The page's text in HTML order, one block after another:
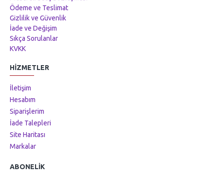
Ödeme ve Teslimat
Gizlilik ve Güvenlik
İade ve Değişim
Sıkça Sorulanlar
KVKK
HIZMETLER
İletişim
Hesabım
Siparişlerim
İade Talepleri
Site Haritası
Markalar
ABONELIK